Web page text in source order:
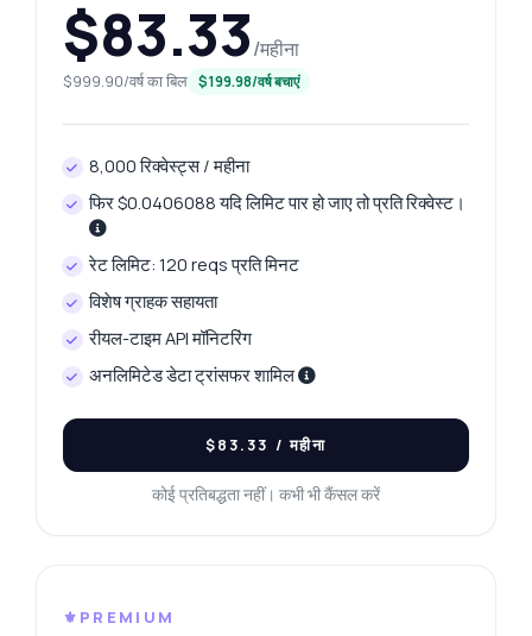
$83.33/महीना
$999.90/वर्ष का बिल $199.98/वर्ष बचाएं
8,000 रिक्वेस्ट्स / महीना
फिर $0.0406088 यदि लिमिट पार हो जाए तो प्रति रिक्वेस्ट।
रेट लिमिट: 120 reqs प्रति मिनट
विशेष ग्राहक सहायता
रीयल-टाइम API मॉनिटरिंग
अनलिमिटेड डेटा ट्रांसफर शामिल
$83.33 / महीना
कोई प्रतिबद्धता नहीं। कभी भी कैंसल करें
⚜️PREMIUM